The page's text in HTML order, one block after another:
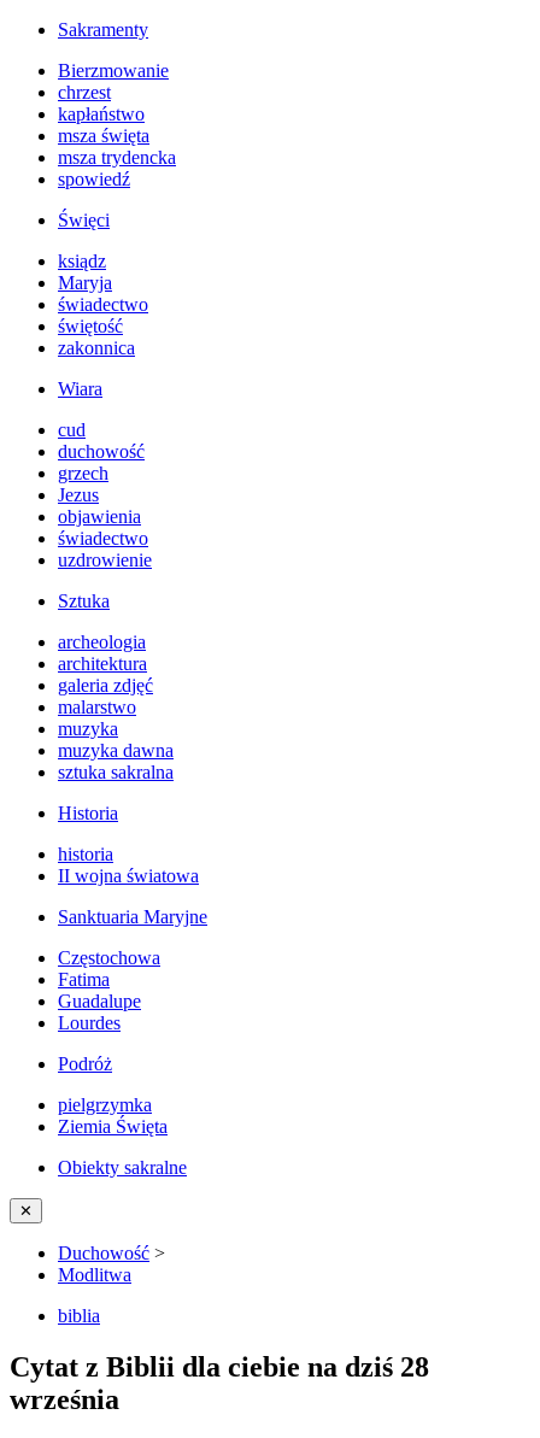
Sakramenty
Bierzmowanie
chrzest
kapłaństwo
msza święta
msza trydencka
spowiedź
Święci
ksiądz
Maryja
świadectwo
świętość
zakonnica
Wiara
cud
duchowość
grzech
Jezus
objawienia
świadectwo
uzdrowienie
Sztuka
archeologia
architektura
galeria zdjęć
malarstwo
muzyka
muzyka dawna
sztuka sakralna
Historia
historia
II wojna światowa
Sanktuaria Maryjne
Częstochowa
Fatima
Guadalupe
Lourdes
Podróż
pielgrzymka
Ziemia Święta
Obiekty sakralne
✕
Duchowość >
Modlitwa
biblia
Cytat z Biblii dla ciebie na dziś 28
września